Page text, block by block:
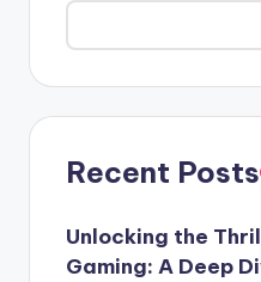
Recent Posts
Unlocking the
Gaming: A Deep